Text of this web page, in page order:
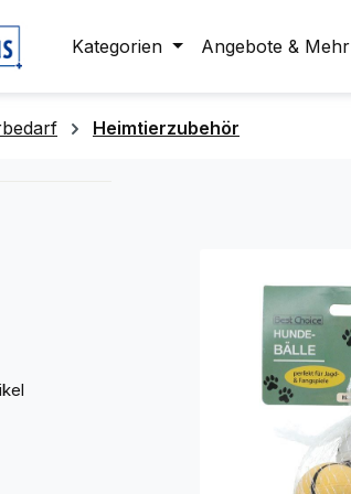
springen
Kategorien
Angebote & Mehr
Heimtierzubehör